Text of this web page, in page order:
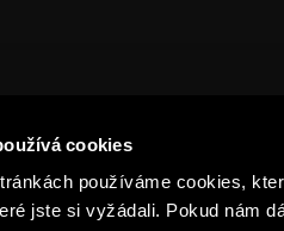
cookies
používáme cookies,
jste si vyžádali. Pokud nám